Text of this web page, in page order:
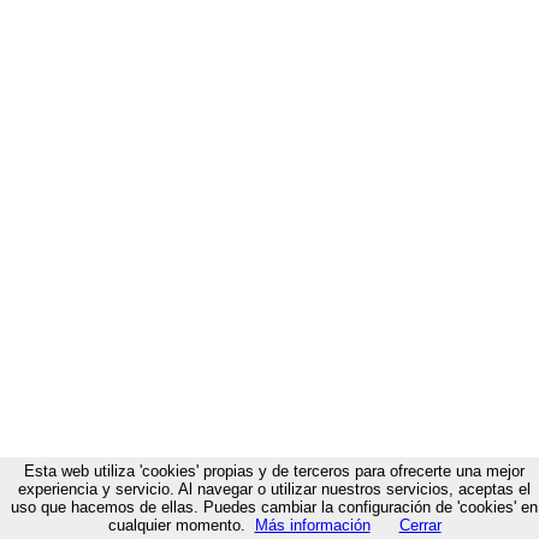
Esta web utiliza 'cookies' propias y de terceros para ofrecerte una mejor
experiencia y servicio. Al navegar o utilizar nuestros servicios, aceptas el
uso que hacemos de ellas. Puedes cambiar la configuración de 'cookies' en
cualquier momento.
Más información Cerrar